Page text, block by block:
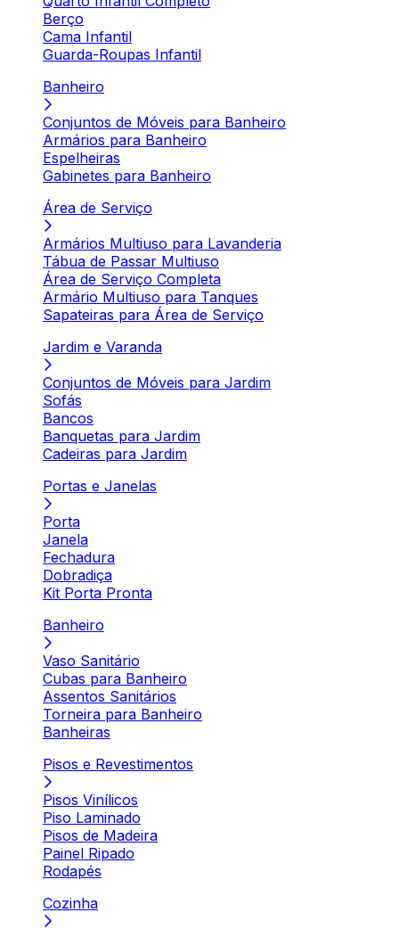
Berço
Cama Infantil
Guarda-Roupas Infantil
Banheiro
Conjuntos de Móveis para Banheiro
Armários para Banheiro
Espelheiras
Gabinetes para Banheiro
Área de Serviço
Armários Multiuso para Lavanderia
Tábua de Passar Multiuso
Área de Serviço Completa
Armário Multiuso para Tanques
Sapateiras para Área de Serviço
Jardim e Varanda
Conjuntos de Móveis para Jardim
Sofás
Bancos
Banquetas para Jardim
Cadeiras para Jardim
Portas e Janelas
Porta
Janela
Fechadura
Dobradiça
Kit Porta Pronta
Banheiro
Vaso Sanitário
Cubas para Banheiro
Assentos Sanitários
Torneira para Banheiro
Banheiras
Pisos e Revestimentos
Pisos Vinílicos
Piso Laminado
Pisos de Madeira
Painel Ripado
Rodapés
Cozinha